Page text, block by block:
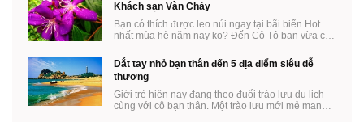
Khách sạn Vàn Chảy
Bạn có thích được leo núi ngay tại bãi biển Hot
nhất mùa hè năm nay ko? Đến Cô Tô bạn vừa có
Dắt tay nhỏ bạn thân đến 5 địa điểm siêu dễ
thương
Giới trẻ hiện nay đang theo đuổi trào lưu du lịch
cùng với cô bạn thân. Một trào lưu mới mẻ mang